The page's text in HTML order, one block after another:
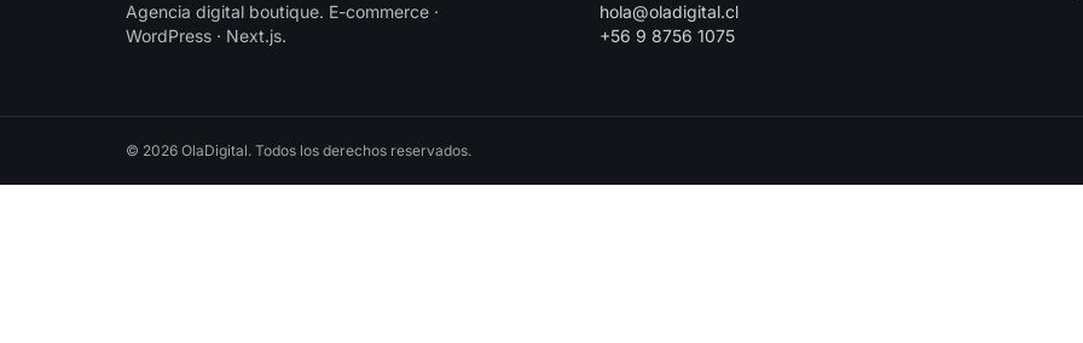
Agencia digital boutique. E-commerce ·
WordPress · Next.js.
hola@oladigital.cl
+56 9 8756 1075
© 2026 OlaDigital. Todos los derechos reservados.